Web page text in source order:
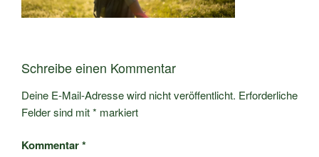
Schreibe einen Kommentar
Deine E-Mail-Adresse wird nicht veröffentlicht. Erforderliche
Felder sind mit* markiert
Kommentar*